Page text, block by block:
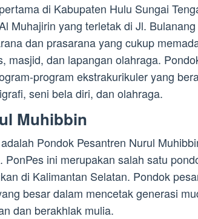
di Kabupaten Hulu Sungai
Muhajirin yang terletak di Jl.
dan prasarana yang cukup
masjid, dan lapangan olahraga.
program ekstrakurikuler yang
seni bela diri, dan olahraga.
Muhibbin
Pondok Pesantren Nurul
PonPes ini merupakan salah satu
di Kalimantan Selatan. Pondok
besar dalam mencetak generasi
dan berakhlak mulia.